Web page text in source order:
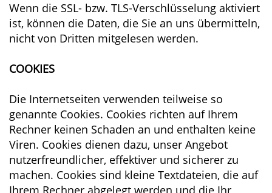
Wenn die SSL- bzw. TLS-Verschlüsselung aktiviert
ist, können die Daten, die Sie an uns übermitteln,
nicht von Dritten mitgelesen werden.
COOKIES
Die Internetseiten verwenden teilweise so
genannte Cookies. Cookies richten auf Ihrem
Rechner keinen Schaden an und enthalten keine
Viren. Cookies dienen dazu, unser Angebot
nutzerfreundlicher, effektiver und sicherer zu
machen. Cookies sind kleine Textdateien, die auf
Ihrem Rechner abgelegt werden und die Ihr